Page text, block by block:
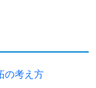
の考え方